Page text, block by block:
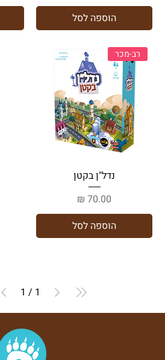
הוספה לסל
רב-מכר
נדל"ן בקטן
מחיר
הוספה לסל
1
/
1